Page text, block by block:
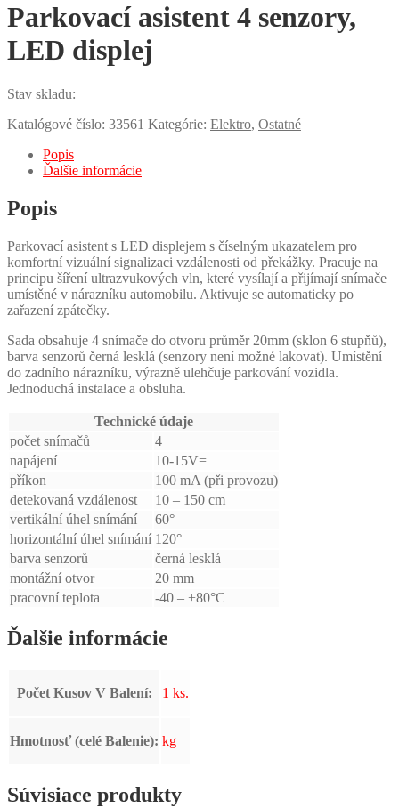
Parkovací asistent 4 senzory,
LED displej
Stav skladu:
Katalógové číslo: 33561 Kategórie: Elektro, Ostatné
Popis
Ďalšie informácie
Popis
Parkovací asistent s LED displejem s číselným ukazatelem pro
komfortní vizuální signalizaci vzdálenosti od překážky. Pracuje na
principu šíření ultrazvukových vln, které vysílají a přijímají snímače
umístěné v nárazníku automobilu. Aktivuje se automaticky po
zařazení zpátečky.
Sada obsahuje 4 snímače do otvoru průměr 20mm (sklon 6 stupňů),
barva senzorů černá lesklá (senzory není možné lakovat). Umístění
do zadního nárazníku, výrazně ulehčuje parkování vozidla.
Jednoduchá instalace a obsluha.
Technické údaje
počet snímačů
4
napájení
10-15V=
příkon
100 mA (při provozu)
detekovaná vzdálenost
10 – 150 cm
vertikální úhel snímání
60°
horizontální úhel snímání 120°
barva senzorů
černá lesklá
montážní otvor
20 mm
pracovní teplota
-40 – +80°C
Ďalšie informácie
Počet Kusov V Balení: 1 ks.
Hmotnosť (celé Balenie): kg
Súvisiace produkty